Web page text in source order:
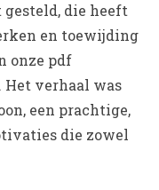
die heeft
en toewijding
onze pdf
verhaal was
een prachtige,
die zowel